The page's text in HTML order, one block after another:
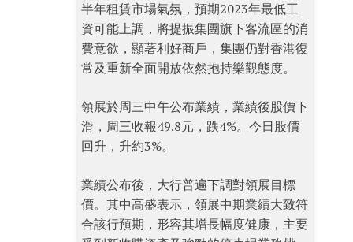
半年租賃市場氣氛，預期2023年最低工
資可能上調，將提振集團旗下客流區的消
費意欲，顯著利好商戶，集團仍對香港復
常及重新全面開放依然抱持樂觀態度。
領展於周三中午公布業績，業績後股價下
滑，周三收報49.8元，跌4%。今日股價
回升，升約3%。
業績公布後，大行普遍下調對領展目標
價。其中高盛表示，領展中期業績大致符
合該行預期，形容其增長幅度健康，主要